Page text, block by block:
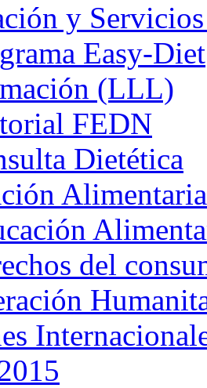
y
Easy-Diet
(LLL)
FEDN
Dietética
Alimentaria
del